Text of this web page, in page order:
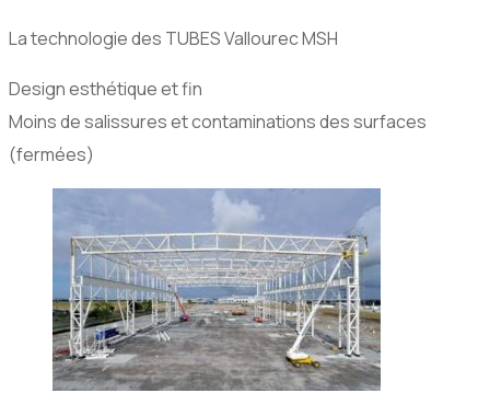
La technologie des TUBES Vallourec MSH
Design esthétique et fin
Moins de salissures et contaminations des surfaces
(fermées)